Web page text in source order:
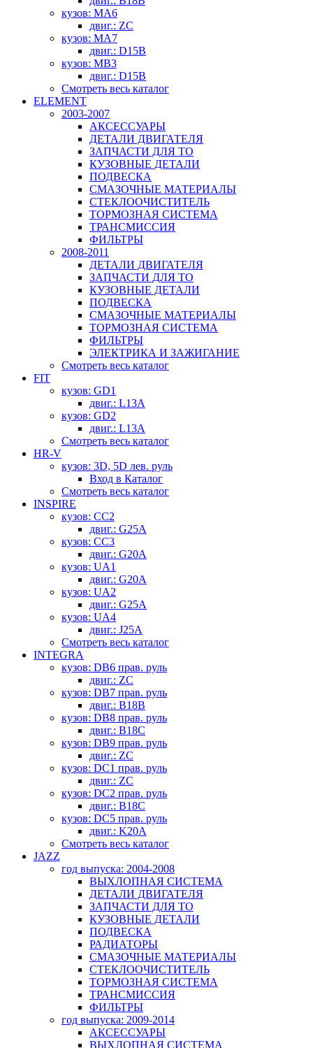
кузов: MA6
двиг.: ZC
кузов: MA7
двиг.: D15B
кузов: MB3
двиг.: D15B
Смотреть весь каталог
ELEMENT
2003-2007
АКСЕССУАРЫ
ДЕТАЛИ ДВИГАТЕЛЯ
ЗАПЧАСТИ ДЛЯ ТО
КУЗОВНЫЕ ДЕТАЛИ
ПОДВЕСКА
СМАЗОЧНЫЕ МАТЕРИАЛЫ
СТЕКЛООЧИСТИТЕЛЬ
ТОРМОЗНАЯ СИСТЕМА
ТРАНСМИССИЯ
ФИЛЬТРЫ
2008-2011
ДЕТАЛИ ДВИГАТЕЛЯ
ЗАПЧАСТИ ДЛЯ ТО
КУЗОВНЫЕ ДЕТАЛИ
ПОДВЕСКА
СМАЗОЧНЫЕ МАТЕРИАЛЫ
ТОРМОЗНАЯ СИСТЕМА
ФИЛЬТРЫ
ЭЛЕКТРИКА И ЗАЖИГАНИЕ
Смотреть весь каталог
FIT
кузов: GD1
двиг.: L13A
кузов: GD2
двиг.: L13A
Смотреть весь каталог
HR-V
кузов: 3D, 5D лев. руль
Вход в Каталог
Смотреть весь каталог
INSPIRE
кузов: CC2
двиг.: G25A
кузов: CC3
двиг.: G20A
кузов: UA1
двиг.: G20A
кузов: UA2
двиг.: G25A
кузов: UA4
двиг.: J25A
Смотреть весь каталог
INTEGRA
кузов: DB6 прав. руль
двиг.: ZC
кузов: DB7 прав. руль
двиг.: B18B
кузов: DB8 прав. руль
двиг.: B18C
кузов: DB9 прав. руль
двиг.: ZC
кузов: DC1 прав. руль
двиг.: ZC
кузов: DC2 прав. руль
двиг.: B18C
кузов: DC5 прав. руль
двиг.: K20A
Смотреть весь каталог
JAZZ
год выпуска: 2004-2008
ВЫХЛОПНАЯ СИСТЕМА
ДЕТАЛИ ДВИГАТЕЛЯ
ЗАПЧАСТИ ДЛЯ ТО
КУЗОВНЫЕ ДЕТАЛИ
ПОДВЕСКА
РАДИАТОРЫ
СМАЗОЧНЫЕ МАТЕРИАЛЫ
СТЕКЛООЧИСТИТЕЛЬ
ТОРМОЗНАЯ СИСТЕМА
ТРАНСМИССИЯ
ФИЛЬТРЫ
год выпуска: 2009-2014
АКСЕССУАРЫ
ВЫХЛОПНАЯ СИСТЕМА